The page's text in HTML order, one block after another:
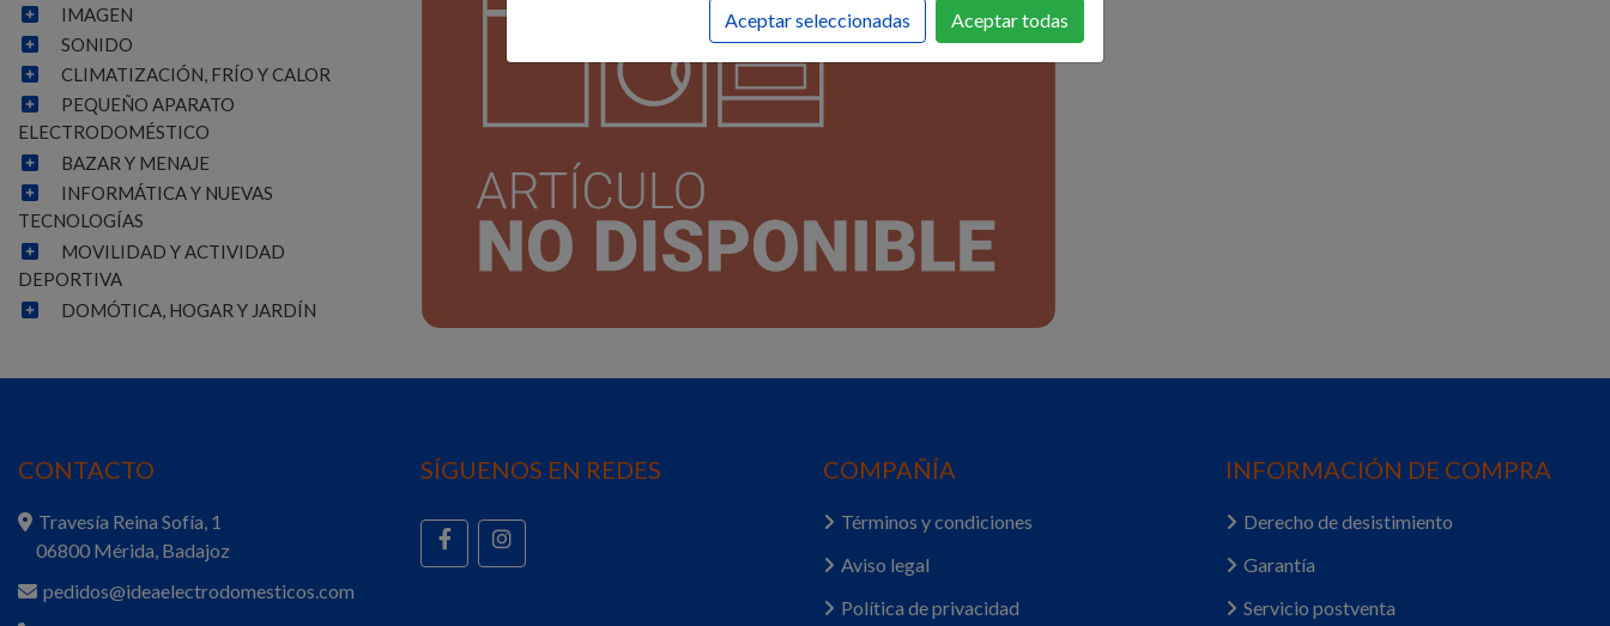
IMAGEN
SONIDO
CLIMATIZACIÓN, FRÍO Y CALOR
PEQUEÑO APARATO
ELECTRODOMÉSTICO
BAZAR Y MENAJE
INFORMÁTICA Y NUEVAS
TECNOLOGÍAS
MOVILIDAD Y ACTIVIDAD
DEPORTIVA
DOMÓTICA, HOGAR Y JARDÍN
CONTACTO
Travesía Reina Sofía, 1
06800 Mérida, Badajoz
pedidos@ideaelectrodomesticos.com
SÍGUENOS EN REDES COMPAÑÍA
Términos y condiciones
Aviso legal
Política de privacidad
INFORMACIÓN DE COMPRA
Derecho de desistimiento
Garantía
Servicio postventa
Aceptar seleccionadas Aceptar todas